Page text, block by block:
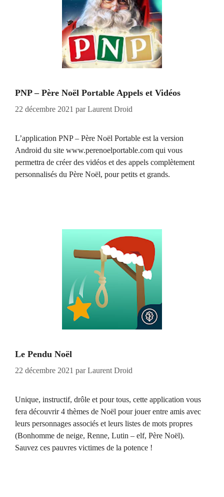
PNP – Père Noël Portable Appels et Vidéos
22 décembre 2021 parLaurent Droid
L’application PNP – Père Noël Portable est la version
Android du site www.perenoelportable.com qui vous
permettra de créer des vidéos et des appels complètement
personnalisés du Père Noël, pour petits et grands.
Le Pendu Noël
22 décembre 2021 parLaurent Droid
Unique, instructif, drôle et pour tous, cette application vous
fera découvrir 4 thèmes de Noël pour jouer entre amis avec
leurs personnages associés et leurs listes de mots propres
(Bonhomme de neige, Renne, Lutin – elf, Père Noël).
Sauvez ces pauvres victimes de la potence !